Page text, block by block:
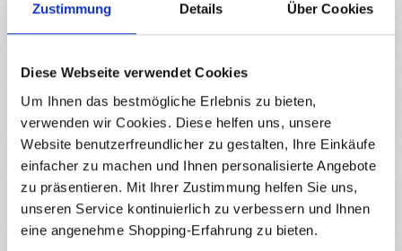
Zustimmung Details Über Cookies
Diese Webseite verwendet Cookies
Um Ihnen das bestmögliche Erlebnis zu bieten,
verwenden wir Cookies. Diese helfen uns, unsere
Website benutzerfreundlicher zu gestalten, Ihre Einkäufe
einfacher zu machen und Ihnen personalisierte Angebote
zu präsentieren. Mit Ihrer Zustimmung helfen Sie uns,
unseren Service kontinuierlich zu verbessern und Ihnen
eine angenehme Shopping-Erfahrung zu bieten.
Diese Hammerkopfschrauben sind die ideale Lösung für
in Aluminiumprofilen…Mehr
Eigenschaften
Downloads
Bewertungen
1